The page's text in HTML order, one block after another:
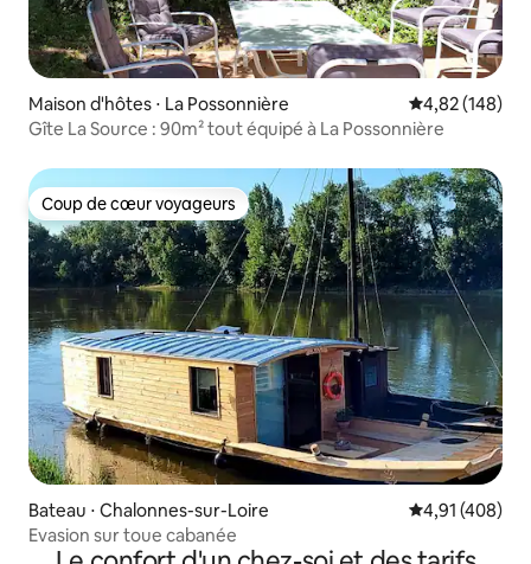
Maison d'hôtes ⋅ La Possonnière Évaluation
4,82 (148)
Gîte La Source : 90m² tout équipé à La Possonnière
Coup de cœur voyageurs
Coup de cœur voyageurs
Bateau ⋅ Chalonnes-sur-Loire Évaluation
4,91 (408)
Evasion sur toue cabanée